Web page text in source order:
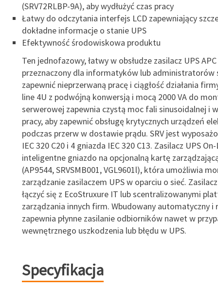
(SRV72RLBP-9A), aby wydłużyć czas pracy
Łatwy do odczytania interfejs LCD zapewniający
dokładne informacje o stanie UPS
Efektywność środowiskowa produktu
Ten jednofazowy, łatwy w obsłudze zasilacz UPS
przeznaczony dla informatyków lub administratorów
zapewnić nieprzerwaną pracę i ciągłość działania
line 4U z podwójną konwersją i mocą 2000 VA do
serwerowej zapewnia czystą moc fali sinusoidalnej i
pracy, aby zapewnić obsługę krytycznych urządzeń
podczas przerw w dostawie prądu. SRV jest
IEC 320 C20 i 4 gniazda IEC 320 C13. Zasilacz UPS
inteligentne gniazdo na opcjonalną kartę
(AP9544, SRVSMB001, VGL9601l), która umożliwia
zarządzanie zasilaczem UPS w oparciu o sieć.
łączyć się z EcoStruxure IT lub scentralizowanymi
zarządzania innych firm. Wbudowany automatyczny i
zapewnia płynne zasilanie odbiorników nawet w
wewnętrznego uszkodzenia lub błędu w UPS.
Specyfikacja